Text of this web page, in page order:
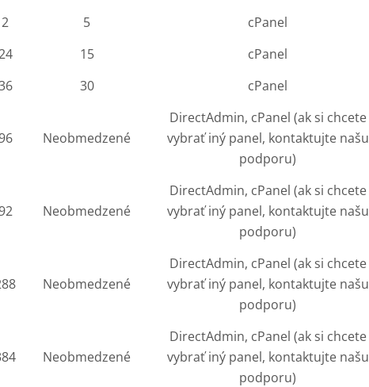
5 cPanel
15 cPanel
30 cPanel
Neobmedzené
DirectAdmin, cPanel (ak si chcete
vybrať iný panel, kontaktujte našu
podporu)
Neobmedzené
DirectAdmin, cPanel (ak si chcete
vybrať iný panel, kontaktujte našu
podporu)
Neobmedzené
DirectAdmin, cPanel (ak si chcete
vybrať iný panel, kontaktujte našu
podporu)
Neobmedzené
DirectAdmin, cPanel (ak si chcete
vybrať iný panel, kontaktujte našu
podporu)